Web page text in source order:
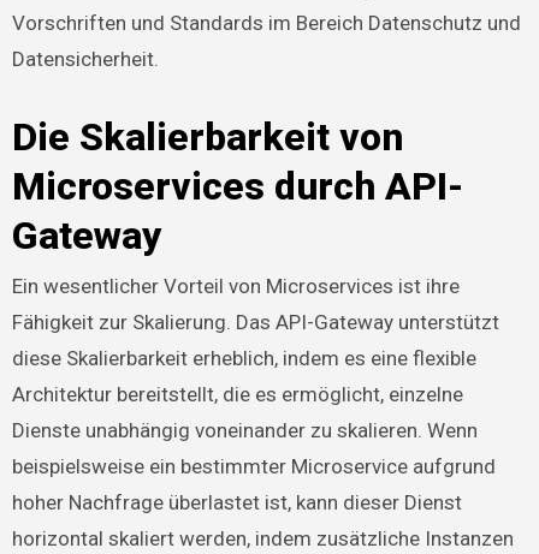
Vorschriften und Standards im Bereich Datenschutz und
Datensicherheit.
Die Skalierbarkeit von
Microservices durch API-
Gateway
Ein wesentlicher Vorteil von Microservices ist ihre
Fähigkeit zur Skalierung. Das API-Gateway unterstützt
diese Skalierbarkeit erheblich, indem es eine flexible
Architektur bereitstellt, die es ermöglicht, einzelne
Dienste unabhängig voneinander zu skalieren. Wenn
beispielsweise ein bestimmter Microservice aufgrund
hoher Nachfrage überlastet ist, kann dieser Dienst
horizontal skaliert werden, indem zusätzliche Instanzen